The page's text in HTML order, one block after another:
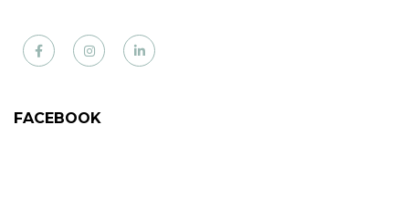
Facebook Instagram LinkedIn
FACEBOOK